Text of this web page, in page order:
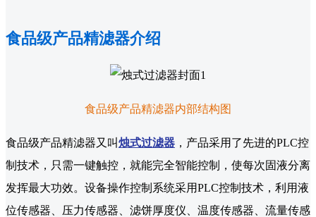
食品级产品精滤器介绍
食品级产品精滤器内部结构图
食品级产品精滤器又叫烛式过滤器 ，产品采用了先进的PLC控
制技术，只需一键触控，就能完全智能控制，使每次固液分离
发挥最大功效。设备操作控制系统采用PLC控制技术，利用液
位传感器、压力传感器、滤饼厚度仪、温度传感器、流量传感